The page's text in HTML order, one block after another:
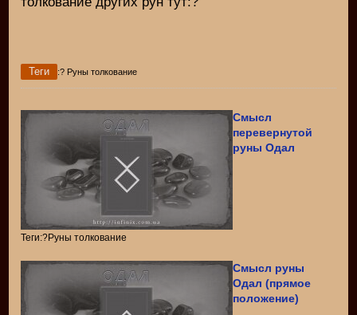
Теги :? Руны толкование
Смысл
перевернутой
руны Одал
Теги:?Руны толкование
Смысл руны
Одал (прямое
положение)